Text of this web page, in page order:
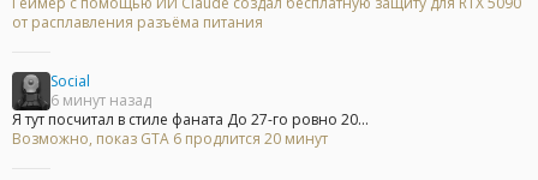
от расплавления разъёма питания
Social
6 минут назад
Я тут посчитал в стиле фаната До 27-го ровно 20...
Возможно, показ GTA 6 продлится 20 минут